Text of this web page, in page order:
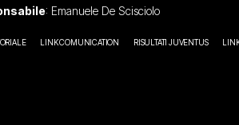
: Emanuele De Scisciolo
LINK COMUNICATION RISULTATI JUVENTUS